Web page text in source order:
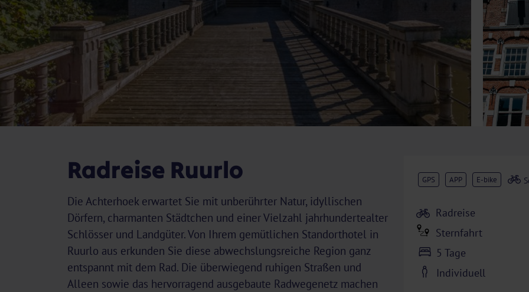
Radreise Ruurlo
Die Achterhoek erwartet Sie mit unberührter Natur, idyllischen
Dörfern, charmanten Städtchen und einer Vielzahl jahrhundertealter
Schlösser und Landgüter. Von Ihrem gemütlichen Standorthotel in
Ruurlo aus erkunden Sie diese abwechslungsreiche Region ganz
entspannt mit dem Rad. Die überwiegend ruhigen Straßen und
Alleen sowie das hervorragend ausgebaute Radwegenetz machen
GPS APP E-bike
Radreise
Sternfahrt
5 Tage
Individuell